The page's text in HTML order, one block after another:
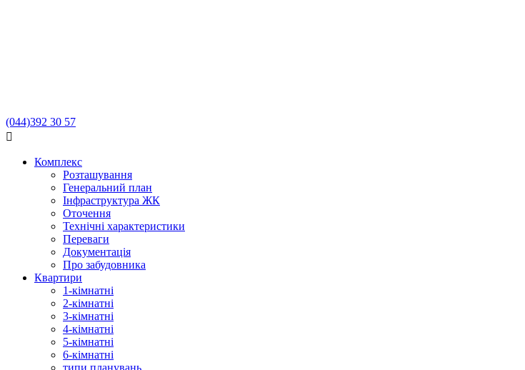
(044)392 30 57

Комплекс
Розташування
Генеральний план
Інфраструктура ЖК
Оточення
Технічні характеристики
Переваги
Документація
Про забудовника
Квартири
1-кімнатні
2-кімнатні
3-кімнатні
4-кімнатні
5-кімнатні
6-кімнатні
типи планувань